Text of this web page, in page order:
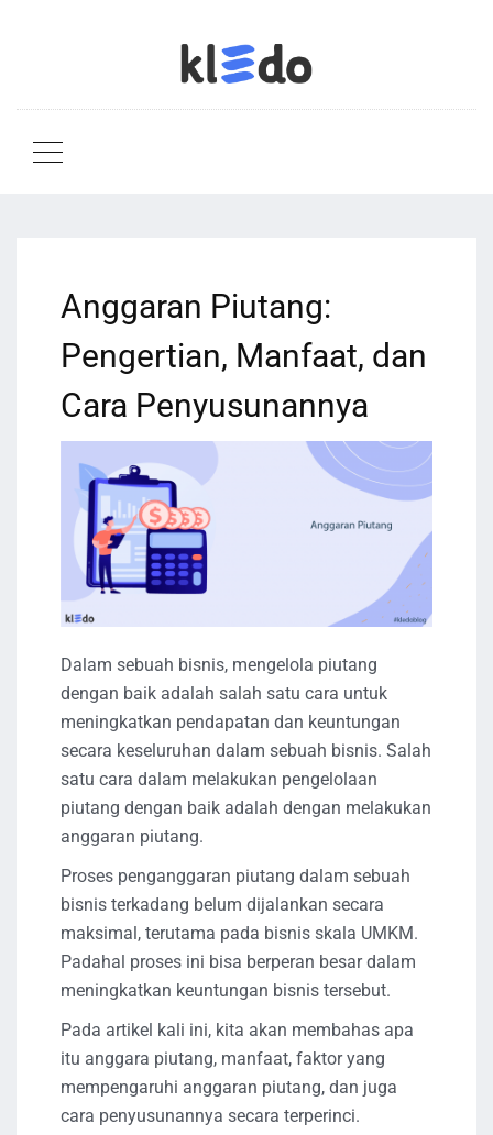
Anggaran Piutang:
Pengertian, Manfaat, dan
Cara Penyusunannya
Dalam sebuah bisnis, mengelola piutang
dengan baik adalah salah satu cara untuk
meningkatkan pendapatan dan keuntungan
secara keseluruhan dalam sebuah bisnis. Salah
satu cara dalam melakukan pengelolaan
piutang dengan baik adalah dengan melakukan
anggaran piutang.
Proses penganggaran piutang dalam sebuah
bisnis terkadang belum dijalankan secara
maksimal, terutama pada bisnis skala UMKM.
Padahal proses ini bisa berperan besar dalam
meningkatkan keuntungan bisnis tersebut.
Pada artikel kali ini, kita akan membahas apa
itu anggara piutang, manfaat, faktor yang
mempengaruhi anggaran piutang, dan juga
cara penyusunannya secara terperinci.